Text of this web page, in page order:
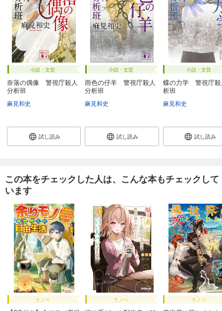
小説・文芸
奈落の偶像 警視庁殺人
分析班
麻見和史
試し読み
小説・文芸
雨色の仔羊 警視庁殺人
分析班
麻見和史
試し読み
小説・文芸
蝶の力学 警視庁殺
析班
麻見和史
試し読み
この本をチェックした人は、こんな本もチェックして
います
ラノベ ラノベ ラノベ